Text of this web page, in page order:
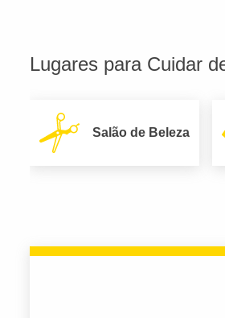
Lugares para Cuidar
Salão de Beleza